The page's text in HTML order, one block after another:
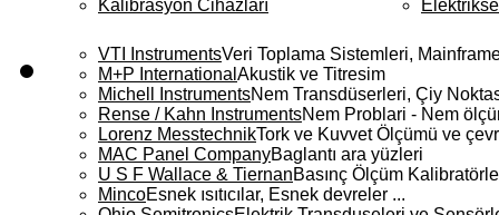
Kalibrasyon Cihazları
VTI InstrumentsVeri Toplama Sistemleri,
M+P International Akustik ve Titresim
Michell InstrumentsNem Transdüserleri, Çiy
Rense / Kahn InstrumentsNem Problari - Nem
Lorenz MesstechnikTork ve Kuvvet Ölçümü ve
MAC Panel CompanyBaglantı ara yüzleri
U S F Wallace & TiernanBasınç Ölçüm
MincoEsnek ısıtıcılar, Esnek devreler ...